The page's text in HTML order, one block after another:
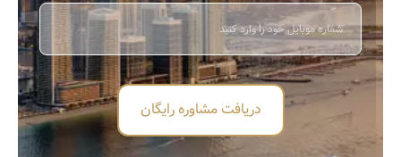
دریافت مشاوره رایگان